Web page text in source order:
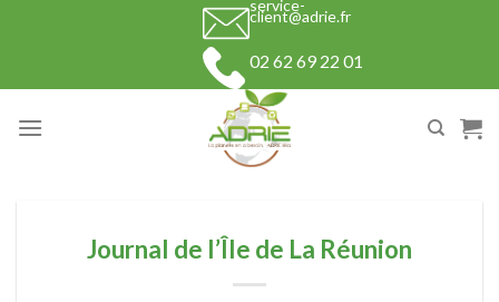
service-
client@adrie.fr
02 62 69 22 01
Journal de l’Île de La Réunion